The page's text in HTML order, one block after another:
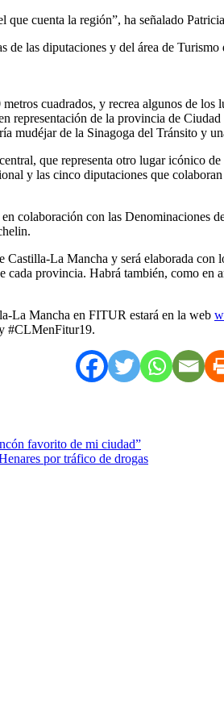
cuenta la región”, ha señalado
de las diputaciones y del área de
cuadrados, y recrea algunos de
representación de la provincia de
mudéjar de la Sinagoga del Tránsito y
que representa otro lugar icónico
y las cinco diputaciones que
colaboración con las
La Mancha y será elaborada
cada provincia. Habrá también, como
La Mancha en FITUR estará en la web
#CLMenFitur19.
favorito de mi ciudad”
por tráfico de drogas